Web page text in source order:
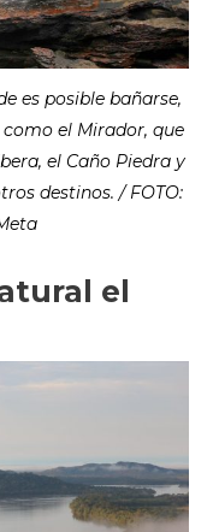
es posible bañarse,
el Mirador, que
el Caño Piedra y
destinos. / FOTO:
el